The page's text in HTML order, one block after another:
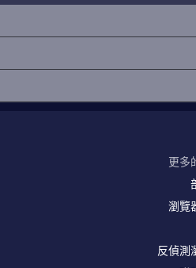
更多
瀏覽
反偵測